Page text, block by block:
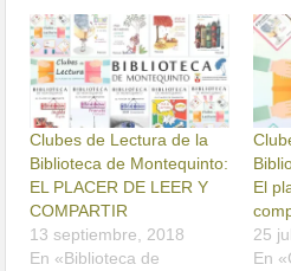
Clubes de Lectura de la
Biblioteca de Montequinto:
EL PLACER DE LEER Y
COMPARTIR
13 septiembre, 2018
En «Biblioteca de
El
25
En